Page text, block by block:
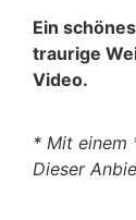
Ein
traurige
Video.
* Mit einem
Dieser